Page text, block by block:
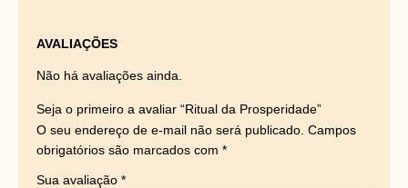
AVALIAÇÕES
Não há avaliações ainda.
Seja o primeiro a avaliar “Ritual da Prosperidade”
O seu endereço de e-mail não será publicado. Campos
obrigatórios são marcados com *
Sua avaliação *